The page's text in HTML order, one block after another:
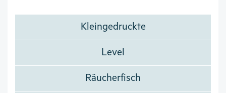
Kleingedruckte
Level
Räucherfisch